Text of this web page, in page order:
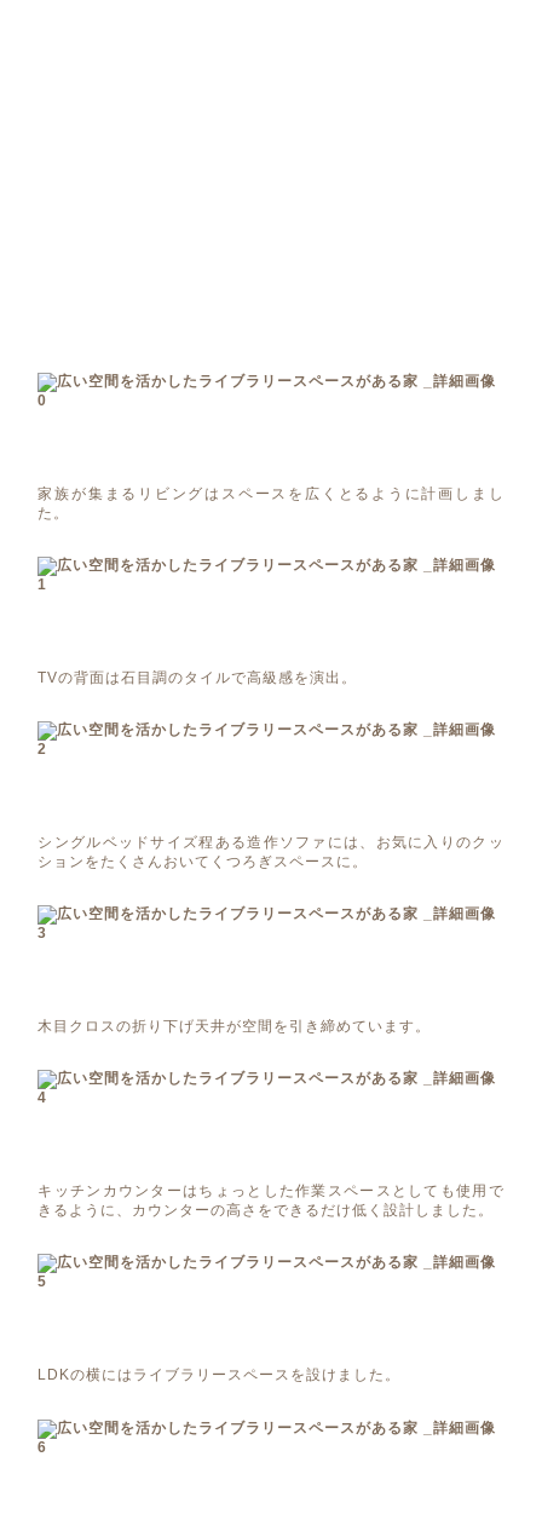
家族が集まるリビングはスペースを広くとるように計画しまし
た。
TVの背面は石目調のタイルで高級感を演出。
シングルベッドサイズ程ある造作ソファには、お気に入りのクッ
ションをたくさんおいてくつろぎスペースに。
木目クロスの折り下げ天井が空間を引き締めています。
キッチンカウンターはちょっとした作業スペースとしても使用で
きるように、カウンターの高さをできるだけ低く設計しました。
LDKの横にはライブラリースペースを設けました。